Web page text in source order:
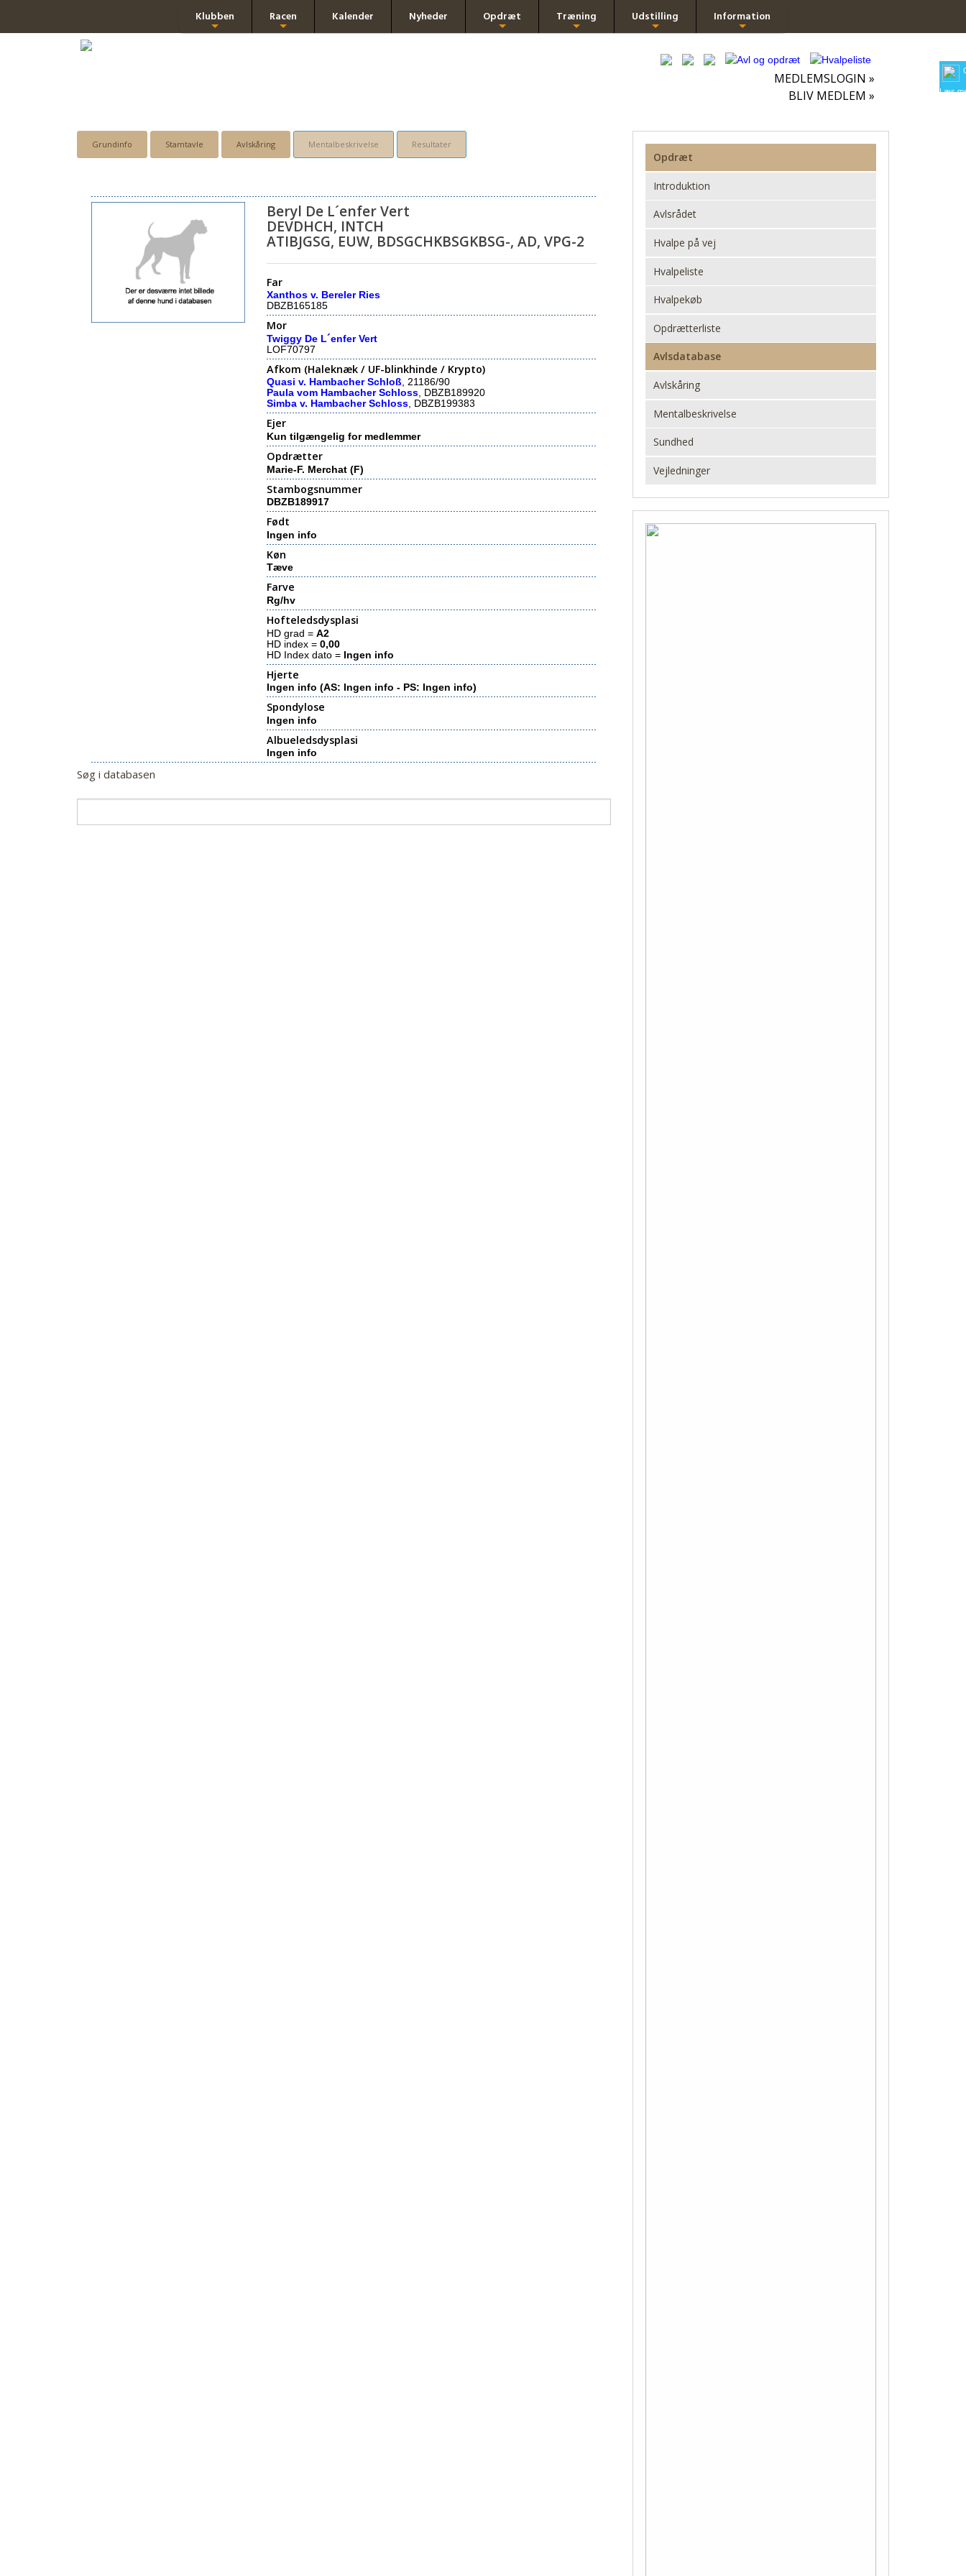
Læs
Klubben Racen Kalender Nyheder Opdræt Træning Udstilling Information
MEDLEMSLOGIN »
BLIV MEDLEM »
Grundinfo Stamtavle Avlskåring Mentalbeskrivelse Resultater
Beryl De L´enfer Vert
DEVDHCH, INTCH
ATIBJGSG, EUW, BDSGCHKBSGKBSG-, AD, VPG-2
Far
Xanthos v. Bereler Ries
DBZB165185
Mor
Twiggy De L´enfer Vert
LOF70797
Afkom (Haleknæk / UF-blinkhinde / Krypto)
Quasi v. Hambacher Schloß, 21186/90
Paula vom Hambacher Schloss, DBZB189920
Simba v. Hambacher Schloss, DBZB199383
Ejer
Kun tilgængelig for medlemmer
Opdrætter
Marie-F. Merchat (F)
Stambogsnummer
DBZB189917
Født
Ingen info
Køn
Tæve
Farve
Rg/hv
Hofteledsdysplasi
HD grad =A2
HD index =0,00
HD Index dato = Ingen info
Hjerte
Ingen info (AS: Ingen info - PS: Ingen info)
Spondylose
Ingen info
Albueledsdysplasi
Ingen info
Søg i databasen
Opdræt
Introduktion
Avlsrådet
Hvalpe på vej
Hvalpeliste
Hvalpekøb
Opdrætterliste
Avlsdatabase
Avlskåring
Mentalbeskrivelse
Sundhed
Vejledninger